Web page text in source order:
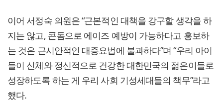
이어 서정숙 의원은 “근본적인 대책을 강구할 생각을 하
지는 않고, 콘돔으로 에이즈 예방이 가능하다고 홍보하
는 것은 근시안적인 대증요법에 불과하다”며 “우리 아이
들이 신체와 정신적으로 건강한 대한민국의 젊은이들로
성장하도록 하는 게 우리 사회 기성세대들의 책무”라고
했다.